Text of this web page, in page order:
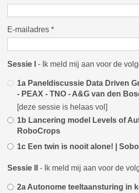
E-mailadres *
Sessie I - Ik meld mij aan voor de
1a Paneldiscussie Data Driven
- PEAX - TNO - A&G van den
[deze sessie is helaas vol]
1b Lancering model Levels of
RoboCrops
1c Een twin is nooit alone! |
Sessie II - Ik meld mij aan voor de
2a Autonome teeltaansturing in